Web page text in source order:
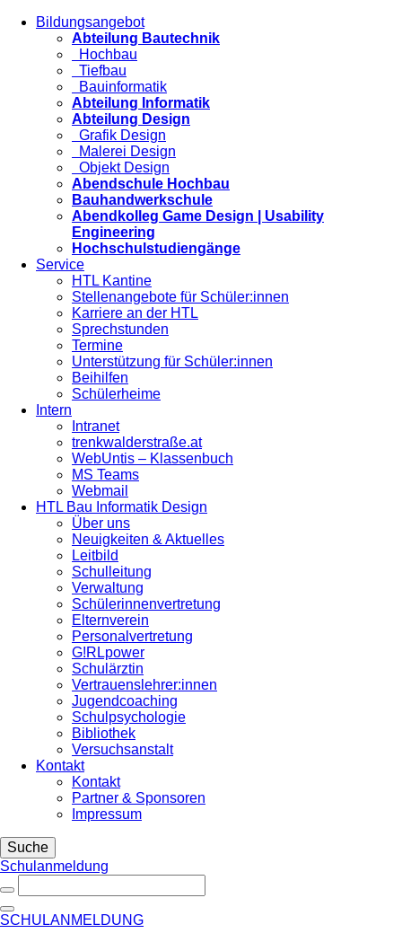
Bildungsangebot
Abteilung Bautechnik
Hochbau
Tiefbau
Bauinformatik
Abteilung Informatik
Abteilung Design
Grafik Design
Malerei Design
Objekt Design
Abendschule Hochbau
Bauhandwerkschule
Abendkolleg Game Design | Usability
Engineering
Hochschulstudiengänge
Service
HTL Kantine
Stellenangebote für Schüler:innen
Karriere an der HTL
Sprechstunden
Termine
Unterstützung für Schüler:innen
Beihilfen
Schülerheime
Intern
Intranet
trenkwalderstraße.at
WebUntis – Klassenbuch
MS Teams
Webmail
HTL Bau Informatik Design
Über uns
Neuigkeiten & Aktuelles
Leitbild
Schulleitung
Verwaltung
Schülerinnenvertretung
Elternverein
Personalvertretung
G!RLpower
Schulärztin
Vertrauenslehrer:innen
Jugendcoaching
Schulpsychologie
Bibliothek
Versuchsanstalt
Kontakt
Kontakt
Partner & Sponsoren
Impressum
Suche
Schulanmeldung
SCHULANMELDUNG